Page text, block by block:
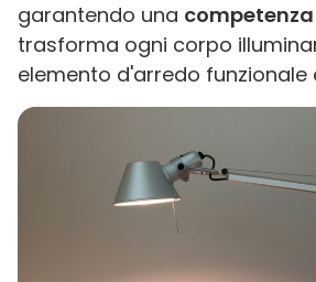
garantendo una
trasforma ogni corpo
elemento d'arredo funzionale